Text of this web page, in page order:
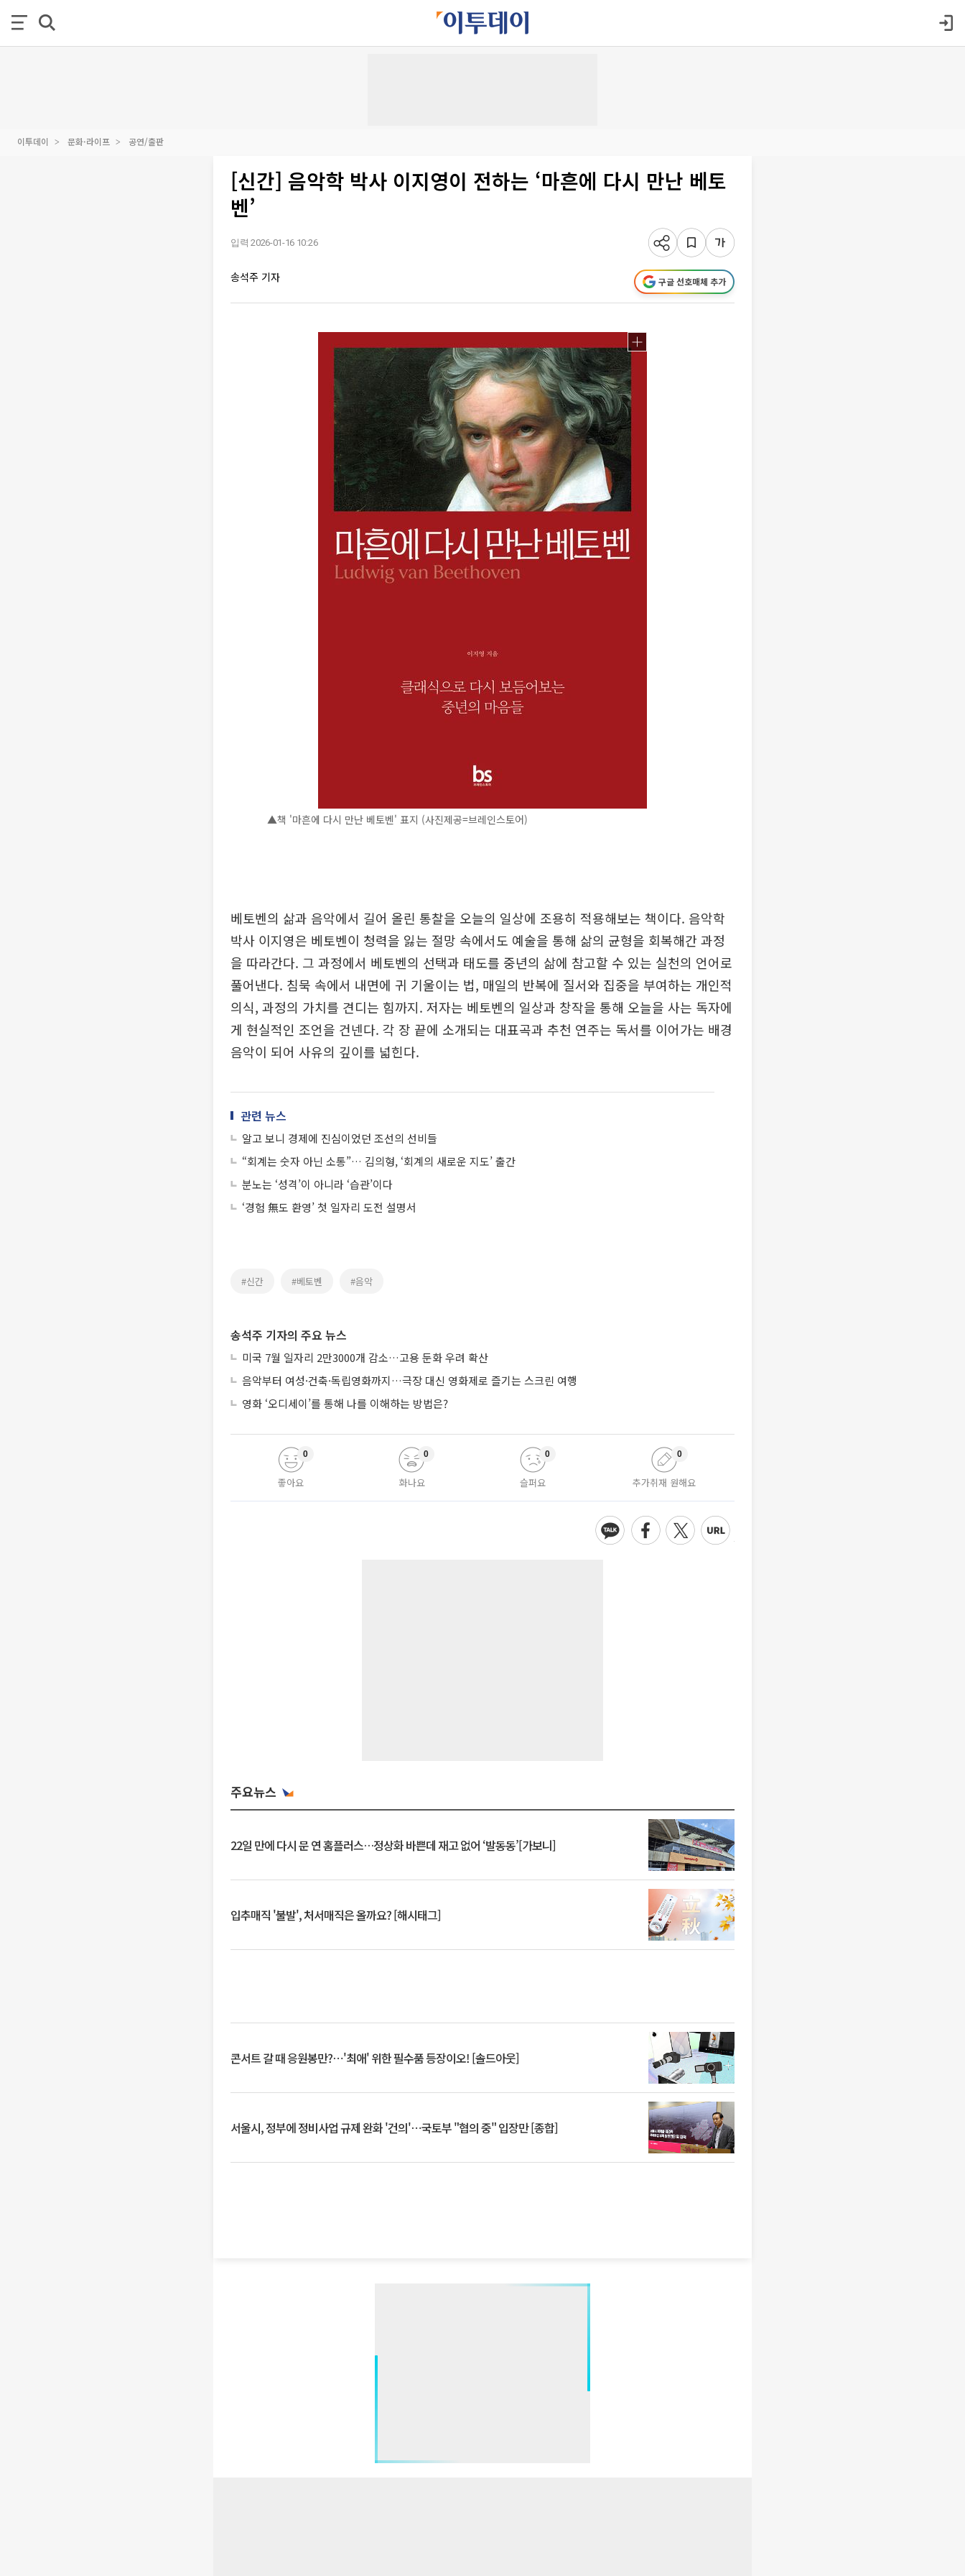
이투데이 문화·라이프 공연/출판
[신간] 음악학 박사 이지영이 전하는 ‘마흔에 다시 만난 베토
벤’
입력 2026-01-16 10:26
송석주 기자 구글 선호매체 추가
▲책 '마흔에 다시 만난 베토벤' 표지 (사진제공=브레인스토어)
베토벤의 삶과 음악에서 길어 올린 통찰을 오늘의 일상에 조용히 적용해보는 책이다. 음악학
박사 이지영은 베토벤이 청력을 잃는 절망 속에서도 예술을 통해 삶의 균형을 회복해간 과정
을 따라간다. 그 과정에서 베토벤의 선택과 태도를 중년의 삶에 참고할 수 있는 실천의 언어로
풀어낸다. 침묵 속에서 내면에 귀 기울이는 법, 매일의 반복에 질서와 집중을 부여하는 개인적
의식, 과정의 가치를 견디는 힘까지. 저자는 베토벤의 일상과 창작을 통해 오늘을 사는 독자에
게 현실적인 조언을 건넨다. 각 장 끝에 소개되는 대표곡과 추천 연주는 독서를 이어가는 배경
음악이 되어 사유의 깊이를 넓힌다.
관련 뉴스
알고 보니 경제에 진심이었던 조선의 선비들
“회계는 숫자 아닌 소통”… 김의형, ‘회계의 새로운 지도’ 출간
분노는 ‘성격’이 아니라 ‘습관’이다
‘경험 無도 환영’ 첫 일자리 도전 설명서
#신간 #베토벤 #음악
송석주 기자의 주요 뉴스
미국 7월 일자리 2만3000개 감소…고용 둔화 우려 확산
음악부터 여성·건축·독립영화까지…극장 대신 영화제로 즐기는 스크린 여행
영화 ‘오디세이’를 통해 나를 이해하는 방법은?
좋아요
0
화나요
0
슬퍼요
0
추가취재 원해요
0
주요뉴스
22일 만에 다시 문 연 홈플러스…정상화 바쁜데 재고 없어 ‘발동동’[가보니]
입추매직 '불발', 처서매직은 올까요? [해시태그]
콘서트 갈 때 응원봉만?⋯'최애' 위한 필수품 등장이오! [솔드아웃]
서울시, 정부에 정비사업 규제 완화 '건의'⋯국토부 "협의 중" 입장만 [종합]